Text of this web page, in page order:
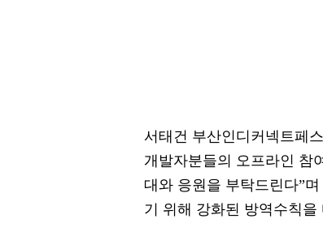
서태건 부산인디커넥트페
개발자분들의 오프라인 참
대와 응원을 부탁드린다”
기 위해 강화된 방역수칙